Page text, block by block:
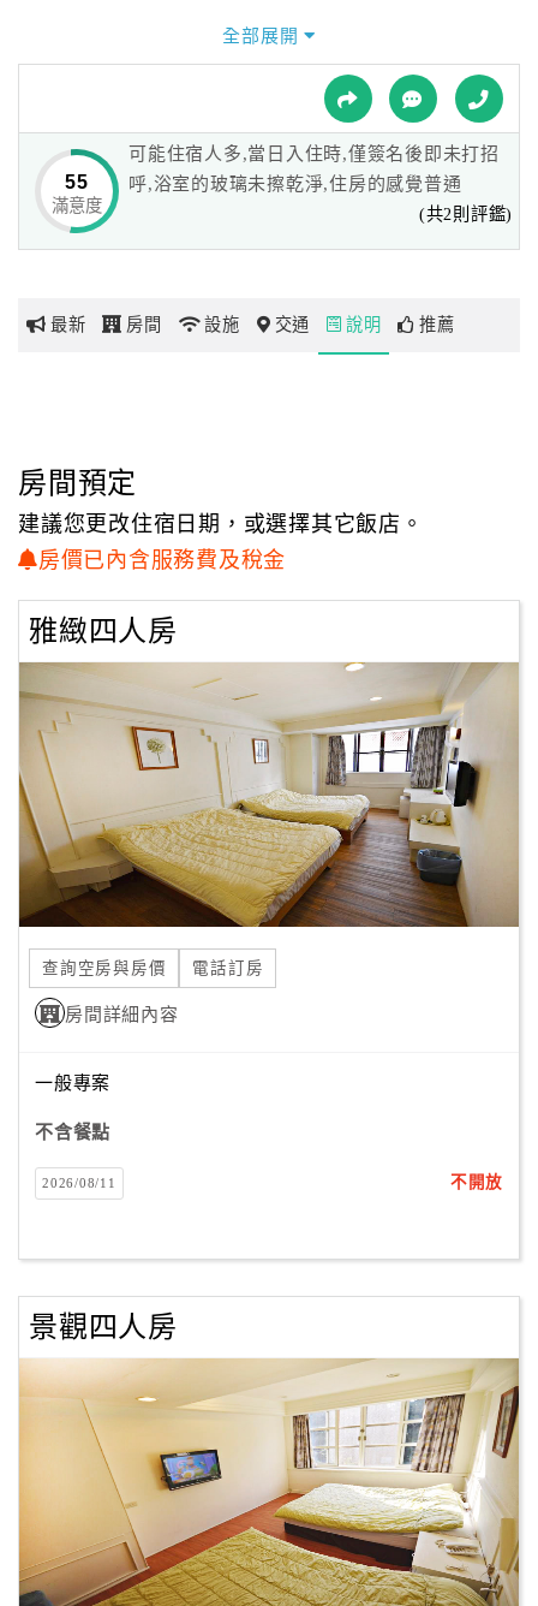
球
網
玩
地
圖
顧
務
顧
客
意
度
訂
單
管
理
員
戶
客
服
聯
服
阿里山飯店美麗亞山莊提供住宿、休閒，雙人套房、家族套
房、團體套房，
四季美景如詩似畫：冬末春初，山櫻迫不及待綻露花朵；
緊接著吉野櫻、八重櫻的粉嫩姿色上演，
加上扣人心弦的夕陽美景、雲潭奇景，更是讓人流連忘。
地處大阿里山風景區，想要有一趟最特別、最深度、精采的
安全設施完善，停車場寬敞，讓人住的安心，舒適，流連忘
合格，
並有旅客平安保險，讓您住的安心，玩得開心，享受一趟感
性的阿里山之旅，
合法旅館及榮獲省籍衛生優良店。
全部展開
55
滿意度
可能住宿人多,當日入住時,僅簽名後即未打招
呼,浴室的玻璃未擦乾淨,住房的感覺普通
(共2則評鑑)
最新 房間 設施 交通 說明 推薦
房間預定
建議您更改住宿日期，或選擇其它飯店。
房價已內含服務費及稅金
雅緻四人房
查詢空房與房價 電話訂房
房間詳細內容
一般專案
不含餐點
2026/08/11 不開放
景觀四人房